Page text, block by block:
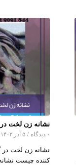
نشانه زن لخت در
۰ دیدگاه / ۵ آذر ۱۴۰۲
نشانه زن لخت در
کننده چیست